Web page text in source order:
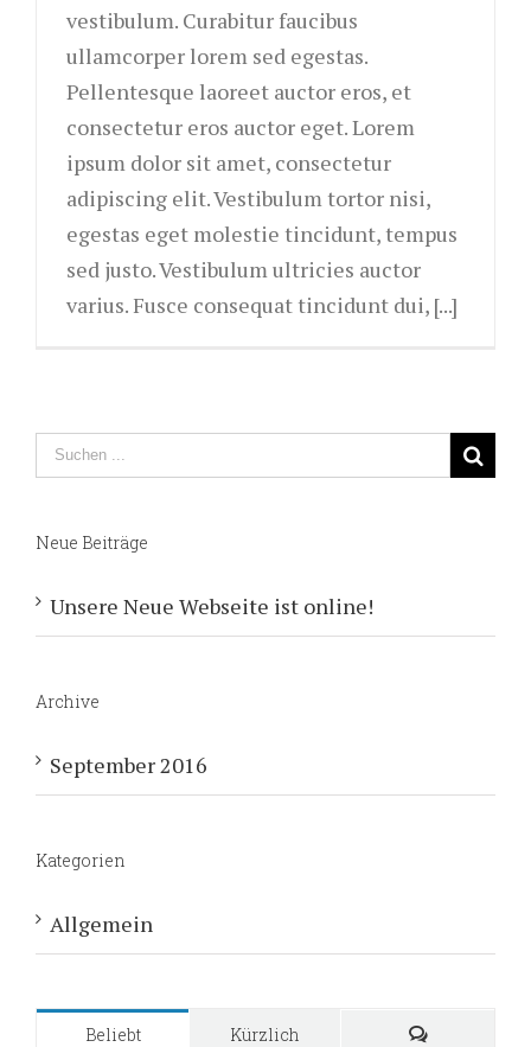
vestibulum. Curabitur faucibus
ullamcorper lorem sed egestas.
Pellentesque laoreet auctor eros, et
consectetur eros auctor eget. Lorem
ipsum dolor sit amet, consectetur
adipiscing elit. Vestibulum tortor nisi,
egestas eget molestie tincidunt, tempus
sed justo. Vestibulum ultricies auctor
varius. Fusce consequat tincidunt dui, [...]
Neue Beiträge
Unsere Neue Webseite ist online!
Archive
September 2016
Kategorien
Allgemein
Beliebt
Kürzlich